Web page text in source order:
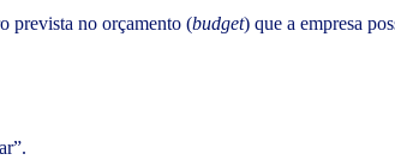
prevista no orçamento (budget) que a empresa